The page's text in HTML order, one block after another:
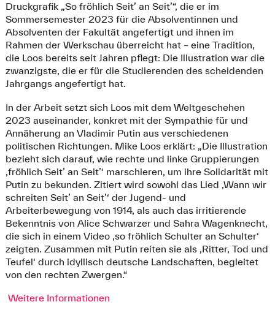
Druckgrafik „So fröhlich Seit’ an Seit’“, die er im
Sommersemester 2023 für die Absolventinnen und
Absolventen der Fakultät angefertigt und ihnen im
Rahmen der Werkschau überreicht hat – eine Tradition,
die Loos bereits seit Jahren pflegt: Die Illustration war die
zwanzigste, die er für die Studierenden des scheidenden
Jahrgangs angefertigt hat.
In der Arbeit setzt sich Loos mit dem Weltgeschehen
2023 auseinander, konkret mit der Sympathie für und
Annäherung an Vladimir Putin aus verschiedenen
politischen Richtungen. Mike Loos erklärt: „Die Illustration
bezieht sich darauf, wie rechte und linke Gruppierungen
‚fröhlich Seit’ an Seit’‘ marschieren, um ihre Solidarität mit
Putin zu bekunden. Zitiert wird sowohl das Lied ‚Wann wir
schreiten Seit’ an Seit’‘ der Jugend- und
Arbeiterbewegung von 1914, als auch das irritierende
Bekenntnis von Alice Schwarzer und Sahra Wagenknecht,
die sich in einem Video ‚so fröhlich Schulter an Schulter‘
zeigten. Zusammen mit Putin reiten sie als ‚Ritter, Tod und
Teufel‘ durch idyllisch deutsche Landschaften, begleitet
von den rechten Zwergen.“
Weitere Informationen